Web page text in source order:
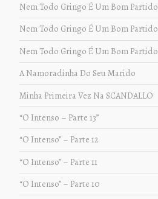
Nem Todo Gringo É Um Bom
Nem Todo Gringo É Um Bom
Nem Todo Gringo É Um Bom Partido
A Namoradinha Do Seu Marido
Minha Primeira Vez Na SCANDALLO
“O Intenso – Parte 13”
“O Intenso” – Parte 12
“O Intenso” – Parte 11
“O Intenso” – Parte 10